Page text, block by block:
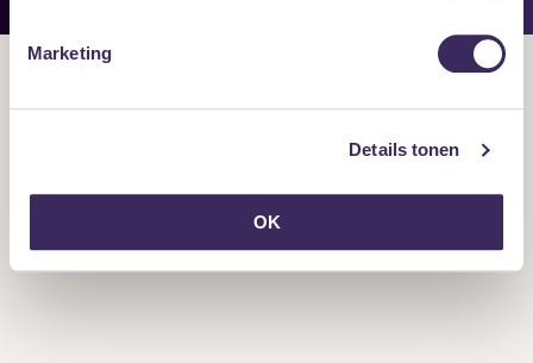
Marketing
Details tonen
OK